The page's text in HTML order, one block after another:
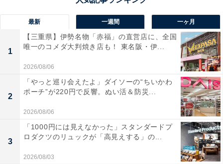
最新 一週間 一ヶ月
1
【三重県】伊勢名物「赤福」の直営店に、全国
唯一のコメダ大判焼き店も！ 東名阪・伊...
2026/08/06
2
「やっと巡り会えたよ」ダイソーの“ちいかわ
ポーチ”が220円で反響。ぬい活＆防災...
2026/08/06
3
「1000円には見えなかった」スタンダードプ
ロダクツのリュックが「高見えする」の...
2026/08/03